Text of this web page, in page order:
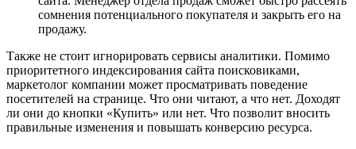
сомнения потенциального покупателя и закрыть его на
продажу.
Также не стоит игнорировать сервисы аналитики. Помимо
приоритетного индексирования сайта поисковиками,
маркетолог компании может просматривать поведение
посетителей на странице. Что они читают, а что нет. Доходят
ли они до кнопки «Купить» или нет. Что позволит вносить
правильные изменения и повышать конверсию ресурса.